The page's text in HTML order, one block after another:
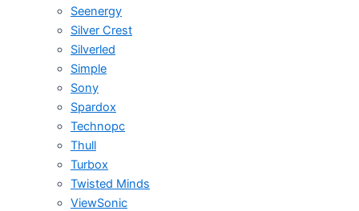
Seenergy
Silver Crest
Silverled
Simple
Sony
Spardox
Technopc
Thull
Turbox
Twisted Minds
ViewSonic